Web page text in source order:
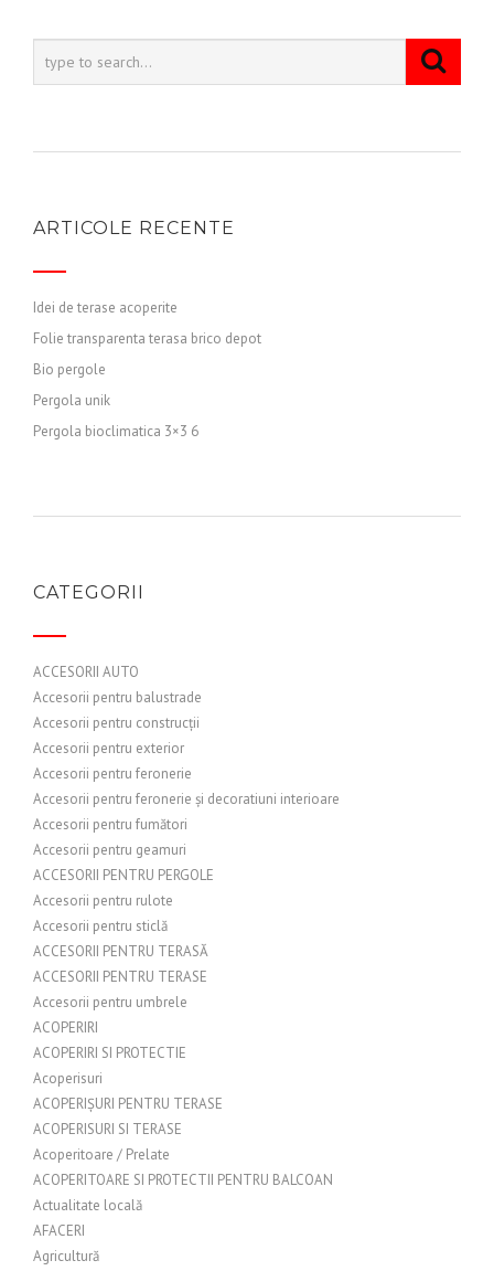
ARTICOLE RECENTE
Idei de terase acoperite
Folie transparenta terasa brico depot
Bio pergole
Pergola unik
Pergola bioclimatica 3×3 6
CATEGORII
ACCESORII AUTO
Accesorii pentru balustrade
Accesorii pentru construcții
Accesorii pentru exterior
Accesorii pentru feronerie
Accesorii pentru feronerie și decoratiuni interioare
Accesorii pentru fumători
Accesorii pentru geamuri
ACCESORII PENTRU PERGOLE
Accesorii pentru rulote
Accesorii pentru sticlă
ACCESORII PENTRU TERASĂ
ACCESORII PENTRU TERASE
Accesorii pentru umbrele
ACOPERIRI
ACOPERIRI SI PROTECTIE
Acoperisuri
ACOPERIȘURI PENTRU TERASE
ACOPERISURI SI TERASE
Acoperitoare / Prelate
ACOPERITOARE SI PROTECTII PENTRU BALCOAN
Actualitate locală
AFACERI
Agricultură